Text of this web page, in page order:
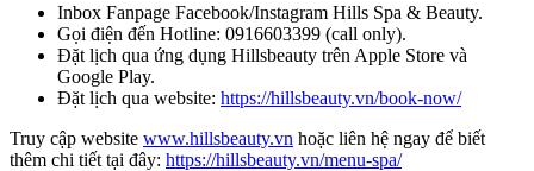
Inbox Fanpage Facebook/Instagram Hills Spa & Beauty.
Gọi điện đến Hotline: 0916603399 (call only).
Đặt lịch qua ứng dụng Hillsbeauty trên Apple Store và
Google Play.
Đặt lịch qua website: https://hillsbeauty.vn/book-now/
Truy cập website www.hillsbeauty.vn hoặc liên hệ ngay để biết
thêm chi tiết tại đây: https://hillsbeauty.vn/menu-spa/